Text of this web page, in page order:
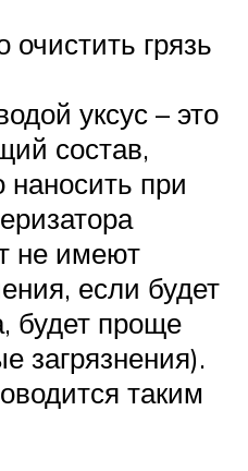
грязь
уксус – это
состав,
наносить при
не имеют
если будет
будет проще
загрязнения).
таким